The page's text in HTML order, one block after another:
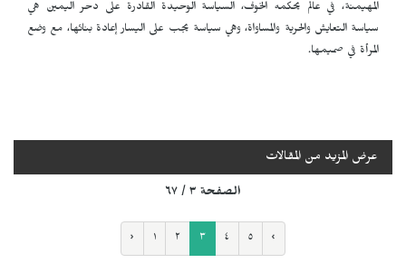
المهيمنة، في عالم يحكمه الخوف، السياسة الوحيدة القادرة على دحر اليمين هي
سياسة التعايش والحرية والمساواة، وهي سياسة يجب على اليسار إعادة بنائها، مع وضع
المرأة في صميمها.
عرض المزيد من المقالات
الصفحة ٣ / ٦٧
‹ ١ ٢ ٣ ٤ ٥ ›